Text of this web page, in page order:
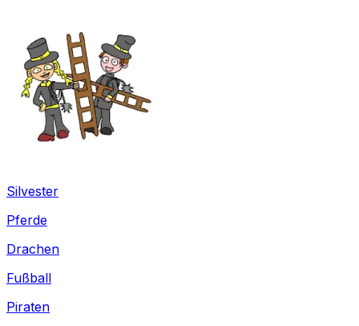
Silvester
Pferde
Drachen
Fußball
Piraten